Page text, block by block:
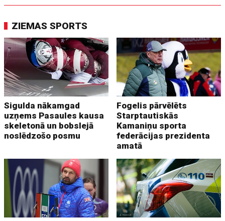
ZIEMAS SPORTS
Sigulda nākamgad
uzņems Pasaules kausa
skeletonā un bobslejā
noslēdzošo posmu
Fogelis pārvēlēts
Starptautiskās
Kamaniņu sporta
federācijas prezidenta
amatā